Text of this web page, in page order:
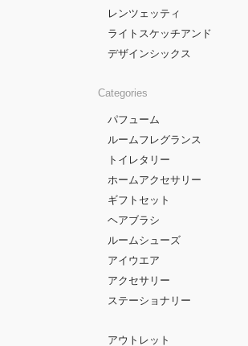
レンツェッティ
ライトスケッチアンド
デザインシックス
Categories
パフューム
ルームフレグランス
トイレタリー
ホームアクセサリー
ギフトセット
ヘアブラシ
ルームシューズ
アイウエア
アクセサリー
ステーショナリー
アウトレット